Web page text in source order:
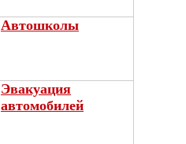
Автошколы
Эвакуация
автомобилей